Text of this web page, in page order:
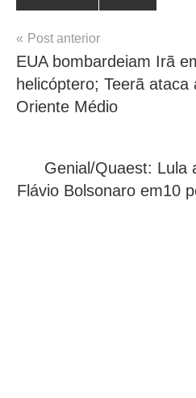
Navegação
de
Post
Post anterior
EUA bombardeiam Irã
helicóptero; Teerã
Oriente Médio
Genial/Quaest: Lula
Flávio Bolsonaro em10